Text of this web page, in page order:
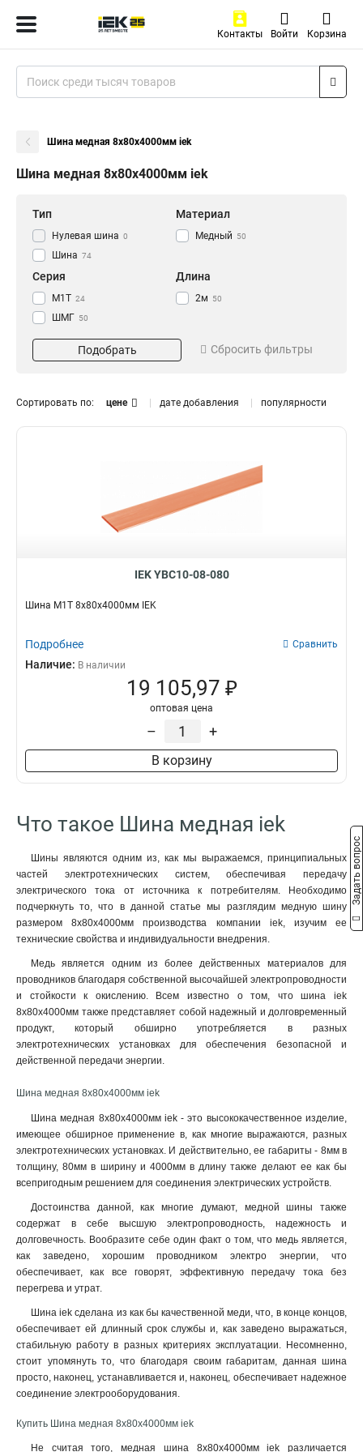
Контакты Войти Корзина
Шина медная 8х80х4000мм iek
Шина медная 8х80х4000мм iek
Тип
Нулевая шина 0
Шина 74
Материал
Медный 50
Серия
М1Т 24
ШМГ 50
Длина
2м 50
Размер
3х30х4000мм 1
12x100x1мм 0
10x50x1мм 1
10x155x08мм
8x120x1мм
8x100x1мм 1
8x40x1мм 1
6x100x1мм
6x63x1мм 1
6x40x1мм
6x20x1мм 1
6x155x08мм 0
6x9x08мм 1
5x100x1мм 0
5x80x1мм 0
5x63x1мм 1
5x40x1мм 1
5x20x1мм 1
4x80x1мм 1
4x63x1мм 1
4x50x1мм 1
4x40x1мм
4x20x1мма
4x155x08мм
3x80x1мм 1
3x63x1мм 1
3x50x1мм
3x40x1мм 1
3x32x1мм 1
3x24x1мм 1
2x40x1мм 1
2x24x1мм 1
10х120х4000мм 1
Подобрать Сбросить фильтры
Сортировать по: цене дате добавления популярности
IEK YBC10-08-080
Шина М1Т 8х80х4000мм IEK
Подробнее Сравнить
Наличие: В наличии
19 105,97 ₽
оптовая цена
– +
В корзину
Что такое Шина медная iek
Шины являются одним из, как мы выражаемся, принципиальных
частей электротехнических систем, обеспечивая передачу
электрического тока от источника к потребителям. Необходимо
подчеркнуть то, что в данной статье мы разглядим медную шину
размером 8х80х4000мм производства компании iek, изучим ее
технические свойства и индивидуальности внедрения.
Медь является одним из более действенных материалов для
проводников благодаря собственной высочайшей электропроводности
и стойкости к окислению. Всем известно о том, что шина iek
8х80х4000мм также представляет собой надежный и долговременный
продукт, который обширно употребляется в разных
электротехнических установках для обеспечения безопасной и
действенной передачи энергии.
Шина медная 8х80х4000мм iek
Шина медная 8х80х4000мм iek - это высококачественное изделие,
имеющее обширное применение в, как многие выражаются, разных
электротехнических установках. И действительно, ее габариты - 8мм в
толщину, 80мм в ширину и 4000мм в длину также делают ее как бы
всепригодным решением для соединения электрических устройств.
Достоинства данной, как многие думают, медной шины также
содержат в себе высшую электропроводность, надежность и
долговечность. Вообразите себе один факт о том, что медь является,
как заведено, хорошим проводником электро энергии, что
обеспечивает, как все говорят, эффективную передачу тока без
перегрева и утрат.
Шина iek сделана из как бы качественной меди, что, в конце концов,
обеспечивает ей длинный срок службы и, как заведено выражаться,
стабильную работу в разных критериях эксплуатации. Несомненно,
стоит упомянуть то, что благодаря своим габаритам, данная шина
просто, наконец, устанавливается и, наконец, обеспечивает надежное
соединение электрооборудования.
Купить Шина медная 8х80х4000мм iek
Не считая того, медная шина 8х80х4000мм iek различается
Задать вопрос